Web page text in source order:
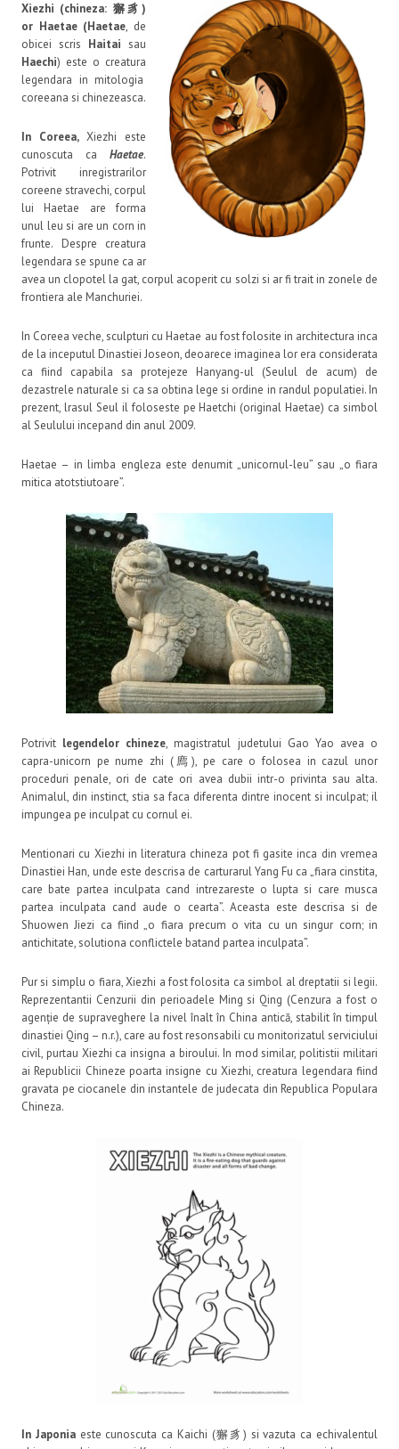
Xiezhi (chineza: 獬豸)
or Haetae (Haetae, de
obicei scris Haitai sau
Haechi) este o creatura
legendara in mitologia
coreeana si chinezeasca.
In Coreea,Xiezhi este
cunoscuta caHaetae.
Potrivit inregistrarilor
coreene stravechi, corpul
lui Haetae are forma
unul leu si are un corn in
frunte. Despre creatura
legendara se spune ca ar
avea un clopotel la gat, corpul acoperit cu solzi si ar fi trait in zonele de
frontiera ale Manchuriei.
In Coreea veche, sculpturi cu Haetae au fost folosite in architectura inca
de la inceputul Dinastiei Joseon, deoarece imaginea lor era considerata
ca fiind capabila sa protejeze Hanyang-ul (Seulul de acum) de
dezastrele naturale si ca sa obtina lege si ordine in randul populatiei. In
prezent, lrasul Seul il foloseste pe Haetchi (original Haetae) ca simbol
al Seulului incepand din anul 2009.
Haetae – in limba engleza este denumit „unicornul-leu” sau „o fiara
mitica atotstiutoare”.
Potrivit legendelor chineze, magistratul judetului Gao Yao avea o
capra-unicorn pe nume zhi (廌), pe care o folosea in cazul unor
proceduri penale, ori de cate ori avea dubii intr-o privinta sau alta.
Animalul, din instinct, stia sa faca diferenta dintre inocent si inculpat; il
impungea pe inculpat cu cornul ei.
Mentionari cu Xiezhi in literatura chineza pot fi gasite inca din vremea
Dinastiei Han, unde este descrisa de carturarul Yang Fu ca „fiara cinstita,
care bate partea inculpata cand intrezareste o lupta si care musca
partea inculpata cand aude o cearta”. Aceasta este descrisa si de
Shuowen Jiezi ca fiind „o fiara precum o vita cu un singur corn; in
antichitate, solutiona conflictele batand partea inculpata”.
Pur si simplu o fiara, Xiezhi a fost folosita ca simbol al dreptatii si legii.
Reprezentantii Cenzurii din perioadele Ming si Qing (Cenzura a fost o
agenție de supraveghere la nivel înalt în China antică, stabilit în timpul
dinastiei Qing – n.r.), care au fost resonsabili cu monitorizatul serviciului
civil, purtau Xiezhi ca insigna a biroului. In mod similar, politistii militari
ai Republicii Chineze poarta insigne cu Xiezhi, creatura legendara fiind
gravata pe ciocanele din instantele de judecata din Republica Populara
Chineza.
In Japoniaeste cunoscuta ca Kaichi (獬豸) si vazuta ca echivalentul